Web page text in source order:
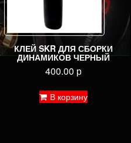
КЛЕЙ SKR ДЛЯ СБОРКИ
ДИНАМИКОВ ЧЕРНЫЙ
400.00 р
В корзину